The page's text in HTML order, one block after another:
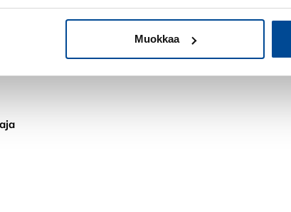
Muokkaa
ole omassa hallinnassa.